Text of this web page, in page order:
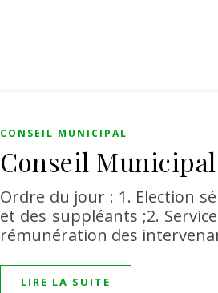
CONSEIL MUNICIPAL
Conseil
Ordre du jour : 1. Election
et des suppléants ;2.
rémunération des
LIRE LA SUITE